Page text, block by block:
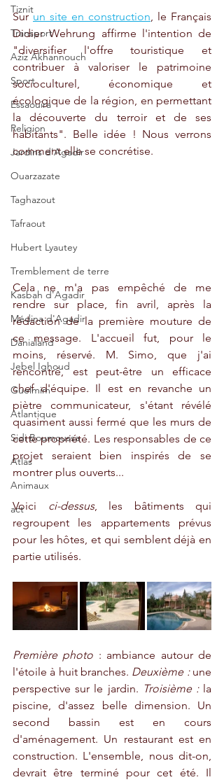
Tiznit
Transport
Aziz Akhannouch
Sport
Essaouira
Religion
Jardins d'Agadir
Ouarzazate
Taghazout
Tafraout
Hubert Lyautey
Tremblement de terre
Kasbah d'Agadir
Médina d'Agadir
Danialand
Jebel Ighoud
Guelmim
Atlantique
Sidi Boumoussa
Atlas
Animaux
act
Sur un site en construction, le Français
Didier Wehrung affirme l'intention de
"diversifier l'offre touristique et
contribuer à valoriser le patrimoine
socioculturel, économique et
écologique de la région, en permettant
la découverte du terroir et de ses
habitants". Belle idée ! Nous verrons
comment elle se concrétise.
Cela ne m'a pas empêché de me
rendre sur place, fin avril, après la
rédaction de la première mouture de
ce message. L'accueil fut, pour le
moins, réservé. M. Simo, que j'ai
rencontré, est peut-être un efficace
chef d'équipe. Il est en revanche un
piètre communicateur, s'étant révélé
quasiment aussi fermé que les murs de
cette propriété. Les responsables de ce
projet seraient bien inspirés de se
montrer plus ouverts...
Voici ci-dessus, les bâtiments qui
regroupent les appartements prévus
pour les hôtes, et qui semblent déjà en
partie utilisés.
Première photo : ambiance autour de
l'étoile à huit branches. Deuxième : une
perspective sur le jardin. Troisième : la
piscine, d'assez belle dimension. Un
second bassin est en cours
d'aménagement. Un restaurant est en
construction. L'ensemble, nous dit-on,
devrait être terminé pour cet été. Il